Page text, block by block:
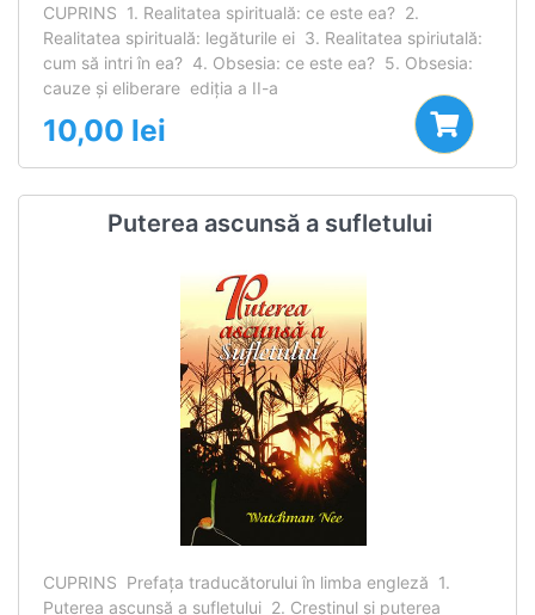
CUPRINS 1. Realitatea spirituală: ce este ea? 2.
Realitatea spirituală: legăturile ei 3. Realitatea spiriutală:
cum să intri în ea? 4. Obsesia: ce este ea? 5. Obsesia:
cauze şi eliberare ediţia a II-a
10,00 lei
Puterea ascunsă a sufletului
CUPRINS Prefaţa traducătorului în limba engleză 1.
Puterea ascunsă a sufletului 2. Creştinul şi puterea